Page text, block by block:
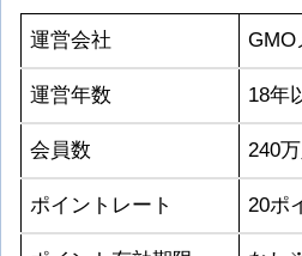
運営会社 GMO
運営年数 18年
会員数 240
ポイントレート 20ポ